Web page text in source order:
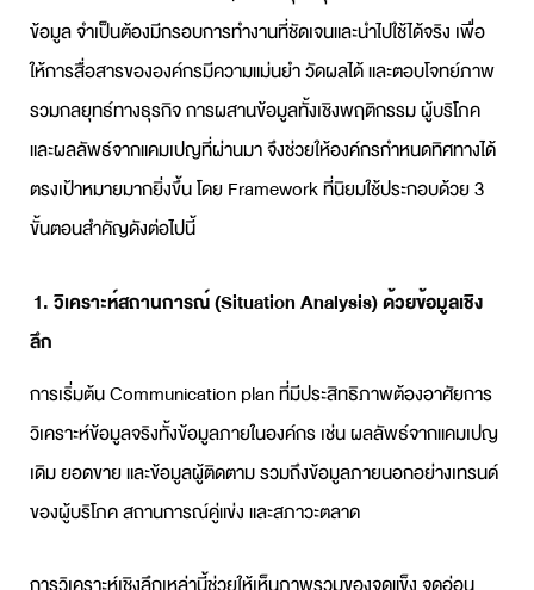
ข้อมูล จำเป็นต้องมีกรอบการทำงานที่ชัดเจนและนำไปใช้ได้จริง เพื่อ
ให้การสื่อสารขององค์กรมีความแม่นยำ วัดผลได้ และตอบโจทย์ภาพ
รวมกลยุทธ์ทางธุรกิจ การผสานข้อมูลทั้งเชิงพฤติกรรม ผู้บริโภค
และผลลัพธ์จากแคมเปญที่ผ่านมา จึงช่วยให้องค์กรกำหนดทิศทางได้
ตรงเป้าหมายมากยิ่งขึ้น โดย Framework ที่นิยมใช้ประกอบด้วย 3
ขั้นตอนสำคัญดังต่อไปนี้
1. วิเคราะห์สถานการณ์ (Situation Analysis) ด้วยข้อมูลเชิง
ลึก
การเริ่มต้นCommunication planที่มีประสิทธิภาพต้องอาศัยการ
วิเคราะห์ข้อมูลจริงทั้งข้อมูลภายในองค์กร เช่น ผลลัพธ์จากแคมเปญ
เดิม ยอดขาย และข้อมูลผู้ติดตาม รวมถึงข้อมูลภายนอกอย่างเทรนด์
ของผู้บริโภค สถานการณ์คู่แข่ง และสภาวะตลาด